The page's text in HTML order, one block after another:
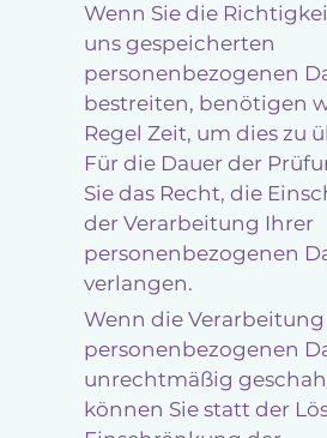
Wenn Sie die
uns gespeicherten
personenbezogenen
bestreiten, benötigen
Regel Zeit, um dies zu
Für die Dauer der
Sie das Recht, die
der Verarbeitung Ihrer
personenbezogenen
verlangen.
Wenn die
personenbezogenen
unrechtmäßig
können Sie statt der